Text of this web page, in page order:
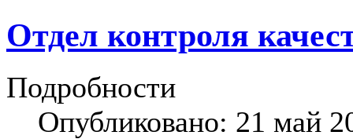
Отдел контроля
Подробности
Опубликовано: 21 май